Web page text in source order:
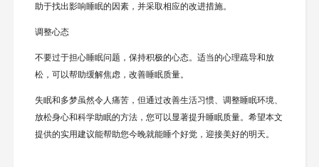
助于找出影响睡眠的因素，并采取相应的改进措施。
调整心态
不要过于担心睡眠问题，保持积极的心态。适当的心理疏导和放
松，可以帮助缓解焦虑，改善睡眠质量。
失眠和多梦虽然令人痛苦，但通过改善生活习惯、调整睡眠环境、
放松身心和科学助眠的方法，您可以显著提升睡眠质量。希望本文
提供的实用建议能帮助您今晚就能睡个好觉，迎接美好的明天。